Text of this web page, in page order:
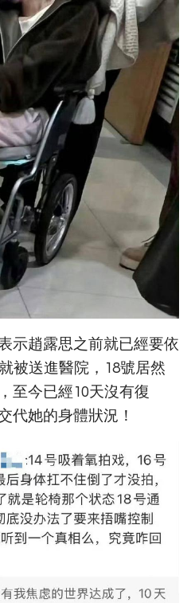
示趙露思之前就已經要依
被送進醫院，18號居然
至今已經10天沒有復
代她的身體狀況！